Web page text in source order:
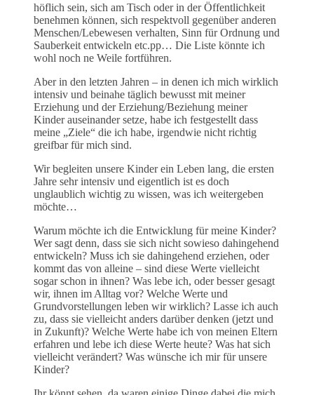
höflich sein, sich am Tisch oder in der Öffentlichkeit
benehmen können, sich respektvoll gegenüber anderen
Menschen/Lebewesen verhalten, Sinn für Ordnung und
Sauberkeit entwickeln etc.pp… Die Liste könnte ich
wohl noch ne Weile fortführen.
Aber in den letzten Jahren – in denen ich mich wirklich
intensiv und beinahe täglich bewusst mit meiner
Erziehung und der Erziehung/Beziehung meiner
Kinder auseinander setze, habe ich festgestellt dass
meine „Ziele“ die ich habe, irgendwie nicht richtig
greifbar für mich sind.
Wir begleiten unsere Kinder ein Leben lang, die ersten
Jahre sehr intensiv und eigentlich ist es doch
unglaublich wichtig zu wissen, was ich weitergeben
möchte…
Warum möchte ich die Entwicklung für meine Kinder?
Wer sagt denn, dass sie sich nicht sowieso dahingehend
entwickeln? Muss ich sie dahingehend erziehen, oder
kommt das von alleine – sind diese Werte vielleicht
sogar schon in ihnen? Was lebe ich, oder besser gesagt
wir, ihnen im Alltag vor? Welche Werte und
Grundvorstellungen leben wir wirklich? Lasse ich auch
zu, dass sie vielleicht anders darüber denken (jetzt und
in Zukunft)? Welche Werte habe ich von meinen Eltern
erfahren und lebe ich diese Werte heute? Was hat sich
vielleicht verändert? Was wünsche ich mir für unsere
Kinder?